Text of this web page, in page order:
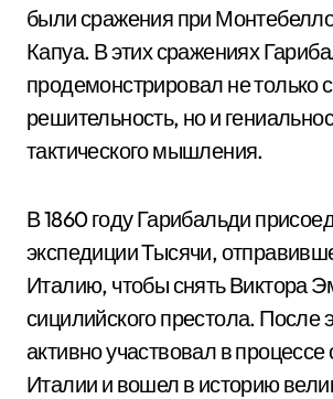
были сражения при
Капуа. В этих сражениях
продемонстрировал не только
решительность, но и
тактического мышления.
В 1860 году Гарибальди
экспедиции Тысячи,
Италию, чтобы снять Виктора
сицилийского престола. После
активно участвовал в
Италии и вошел в историю